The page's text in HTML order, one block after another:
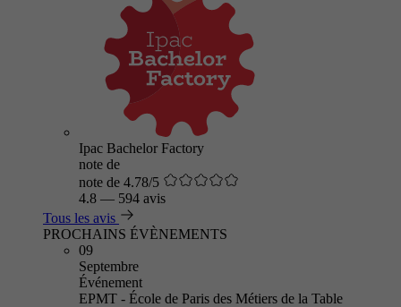
Ipac Bachelor Factory
note de
note de 4.78/5
4.8 — 594 avis
Tous les avis
PROCHAINS ÉVÈNEMENTS
09
Septembre
Événement
EPMT - École de Paris des Métiers de la Table